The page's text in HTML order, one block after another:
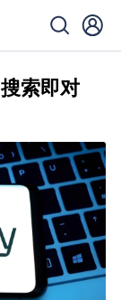
索即对